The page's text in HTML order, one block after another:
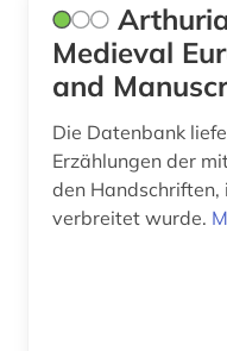
il decamerone (1)
indien (1)
indigenes volk (1)
Medieval
and
Die Datenbank
Erzählungen der
den Handschriften,
verbreitet wurde.